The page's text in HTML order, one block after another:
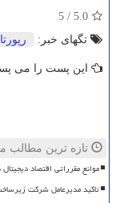
5.0
/
5
تگهای خبر:
این پست را می
تازه ترین مطالب
موانع مقرراتی اقتصاد
تاکید مدیرعامل شرکت